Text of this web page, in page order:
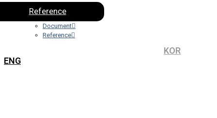
Reference
Document
Reference
KOR
ENG